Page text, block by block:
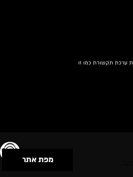
ערכת תקשורת כמו זו
מפת אתר